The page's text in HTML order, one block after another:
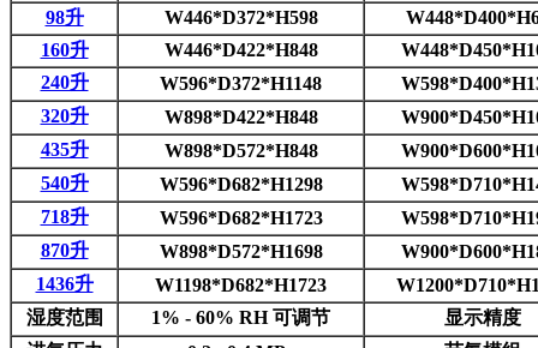
98升
W446*D372*H598
160升
W446*D422*H848
240升
W596*D372*H1148
320升
W898*D422*H848
435升
W898*D572*H848
540升
W596*D682*H1298
718升
W596*D682*H1723
870升
W898*D572*H1698
1436升
W1198*D682*H1723
湿度范围
1% - 60% RH 可调节
显示精度